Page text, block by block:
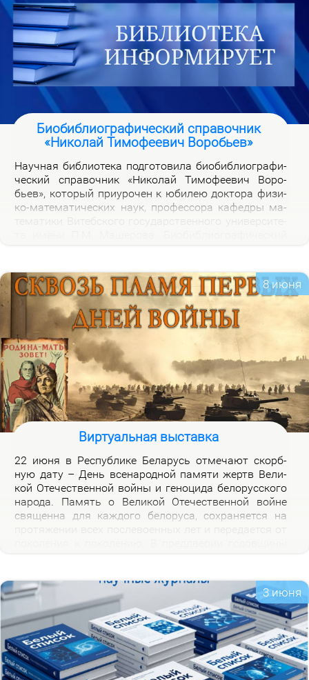
Биобиблиографический справочник
«Николай Тимофеевич Воробьев»
На­уч­ная биб­лио­те­ка под­го­то­ви­ла био­биб­лио­гра­фи­
че­ский спра­воч­ник «Ни­ко­лай Ти­мо­фе­е­вич Во­ро­
бьев», ко­то­рый при­уро­чен к юби­лею док­то­ра физи­
ко-ма­те­ма­ти­че­ских на­ук, про­фес­со­ра ка­фед­ры ма­
2026 го­дов и пуб­ли­ка­ций о нем и его ра­бо­тах. Спра­
воч­ник пред­на­зна­чен для на­уч­ных ра­бот­ни­ков, пре­
по­да­ва­те­лей, ас­пи­ран­тов, сту­ден­тов, всех тех, кто
ин­те­ре­су­ет­ся тео­ри­ей клас­сов ко­неч­ных групп и ме­
то­ди­кой пре­по­да­ва­ния ма­те­ма­ти­ки в шко­ле и ву­зе,
а так­же жиз­нью и де­я­тель­но­стью Ни­ко­лая Ти­мо­фе­
е­ви­ча Во­ро­бье­ва.
8 июня
Виртуальная выставка
22 июня в Рес­пуб­ли­ке Бе­ла­русь от­ме­ча­ют скорб­
ную да­ту – День все­на­род­ной па­мя­ти жертв Ве­ли­
кой Оте­че­ствен­ной вой­ны и ге­но­ци­да бе­ло­рус­ско­го
на­ро­да. Па­мять о Ве­ли­кой Оте­че­ствен­ной войне
свя­щен­на для каж­до­го бе­ло­ру­са, со­хра­ня­ет­ся на
пер­вых дней вой­ны», ко­то­рая по­свя­ща­ет­ся тра­ги­че­
ским и ге­ро­и­че­ским стра­ни­цам ис­то­рии борь­бы с
немец­ко-фа­шист­ски­ми за­хват­чи­ка­ми в на­чаль­ный
пе­ри­од вой­ны.
3 июня